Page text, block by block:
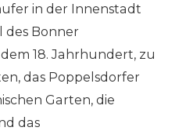
in der Innenstadt
des Bonner
18. Jahrhundert, zu
das Poppelsdorfer
Garten, die
das